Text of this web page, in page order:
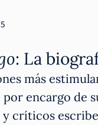
: La
más
por encargo de
críticos